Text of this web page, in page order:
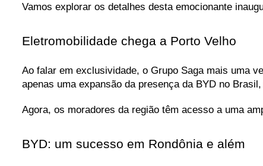
Vamos explorar os detalhes desta emocionante
Eletromobilidade chega a Porto Velho
Ao falar em exclusividade, o Grupo Saga mais uma
apenas uma expansão da presença da BYD no
Agora, os moradores da região têm acesso a uma
BYD: um sucesso em Rondônia e além